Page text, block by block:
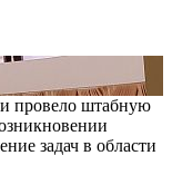
провело штабную
задач в области